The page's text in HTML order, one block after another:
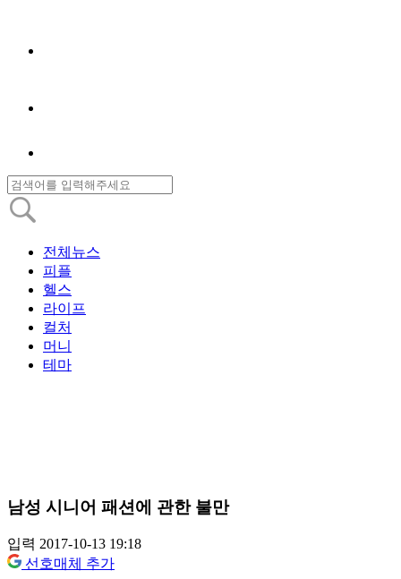
전체뉴스
피플
헬스
라이프
컬처
머니
테마
남성 시니어 패션에 관한 불만
입력 2017-10-13 19:18
선호매체 추가